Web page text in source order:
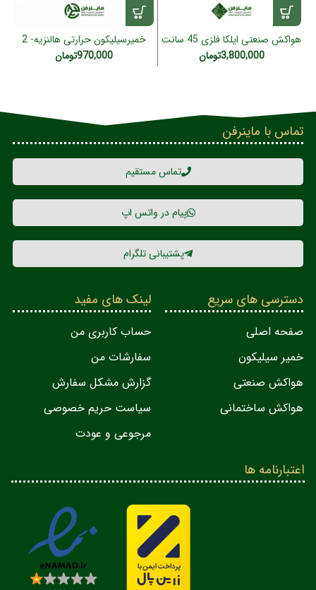
هواکش صنعتی ایلکا فلزی 45 سانت
مدل سه فاز LEC-45L/F4T
(ژنیران)
3,800,000تومان
خمیرسیلیکون حرارتی هالنزیه- 2
گرمی HY-P15
970,000تومان
تماس با ماینرفن
تماس مستقیم
پیام در واتس اپ
پشتیبانی تلگرام
دسترسی های سریع
صفحه اصلی
خمیر سیلیکون
هواکش صنعتی
هواکش ساختمانی
لینک های مفید
حساب کاربری من
سفارشات من
گزارش مشکل سفارش
سیاست حریم خصوصی
مرجوعی و عودت
اعتبارنامه ها